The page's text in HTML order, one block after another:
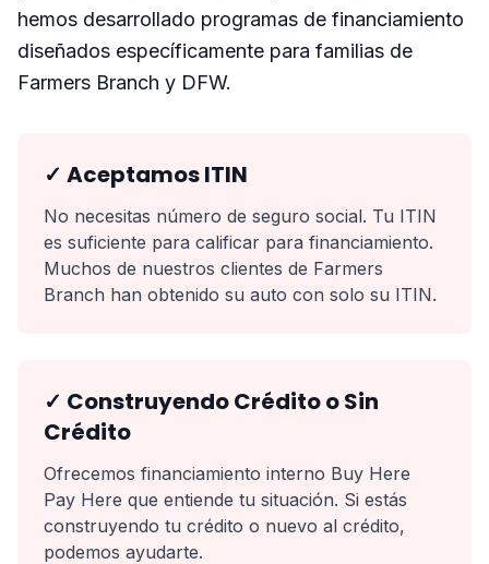
hemos desarrollado programas de financiamiento
diseñados específicamente para familias de
Farmers Branch y DFW.
✓ Aceptamos ITIN
No necesitas número de seguro social. Tu ITIN
es suficiente para calificar para financiamiento.
Muchos de nuestros clientes de Farmers
Branch han obtenido su auto con solo su ITIN.
✓ Construyendo Crédito o Sin
Crédito
Ofrecemos financiamiento interno Buy Here
Pay Here que entiende tu situación. Si estás
construyendo tu crédito o nuevo al crédito,
podemos ayudarte.